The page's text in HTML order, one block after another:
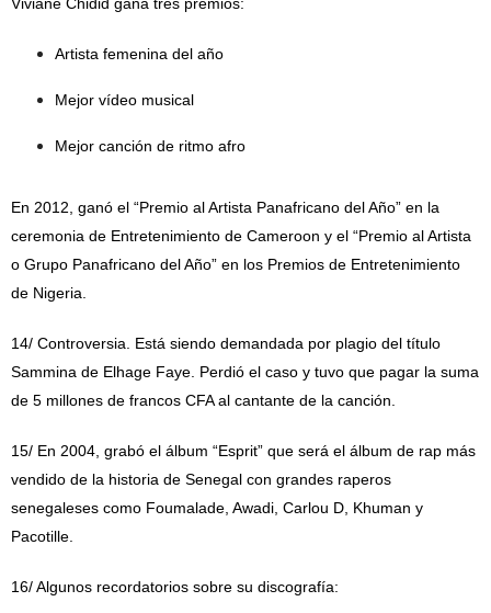
Artista femenina del año
Mejor vídeo musical
Mejor canción de ritmo afro
En 2012, ganó el “Premio al Artista Panafricano del Año” en la
ceremonia de Entretenimiento de Cameroon y el “Premio al Artista
o Grupo Panafricano del Año” en los Premios de Entretenimiento
de Nigeria.
14/ Controversia.
Está siendo demandada por plagio del título
Sammina de Elhage Faye. Perdió el caso y tuvo que pagar la suma
de 5 millones de francos CFA al cantante de la canción.
15/ En 2004, grabó el álbum “Esprit” que será el álbum de rap más
vendido de la historia de Senegal con grandes raperos
senegaleses como Foumalade, Awadi, Carlou D, Khuman y
Pacotille.
16/ Algunos recordatorios sobre su discografía: